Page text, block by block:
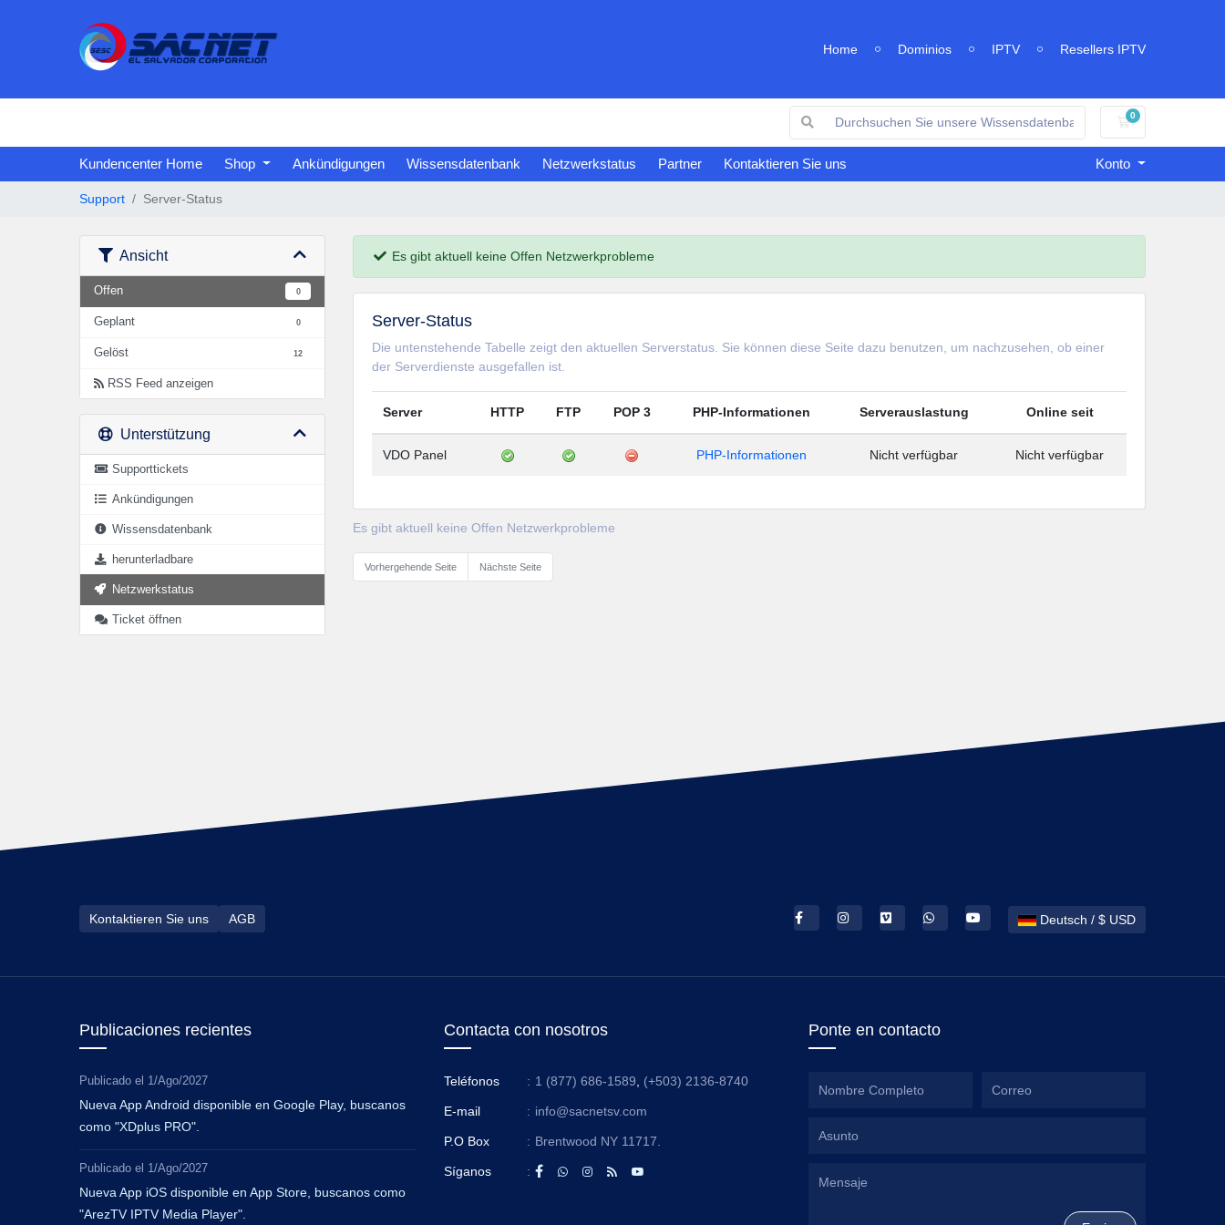
Home Dominios IPTV Resellers IPTV
0
Mein Warenkorb
Kundencenter Home Shop Ankündigungen Wissensdatenbank Netzwerkstatus Partner Kontaktieren Sie uns Konto
Support Server-Status
Ansicht
Offen 0
Geplant 0
Gelöst 12
RSS Feed anzeigen
Unterstützung
Supporttickets
Ankündigungen
Wissensdatenbank
herunterladbare
Netzwerkstatus
Ticket öffnen
Es gibt aktuell keine Offen Netzwerkprobleme
Server-Status
Die untenstehende Tabelle zeigt den aktuellen Serverstatus. Sie können diese Seite dazu benutzen, um nachzusehen, ob einer
der Serverdienste ausgefallen ist.
Server HTTP FTP POP 3 PHP-Informationen Serverauslastung Online seit
VDO Panel PHP-Informationen Nicht verfügbar Nicht verfügbar
Es gibt aktuell keine Offen Netzwerkprobleme
Vorhergehende Seite Nächste Seite
Deutsch / $ USD
Kontaktieren Sie uns AGB
Publicaciones recientes
Publicado el 1/Ago/2027
Nueva App Android disponible en Google Play, buscanos
como "XDplus PRO".
Publicado el 1/Ago/2027
Nueva App iOS disponible en App Store, buscanos como
"ArezTV IPTV Media Player".
Contacta con nosotros
Teléfonos : 1 (877) 686-1589 (+503) 2136-8740
E-mail : info@sacnetsv.com
P.O Box : Brentwood NY 11717.
Síganos :
Ponte en contacto